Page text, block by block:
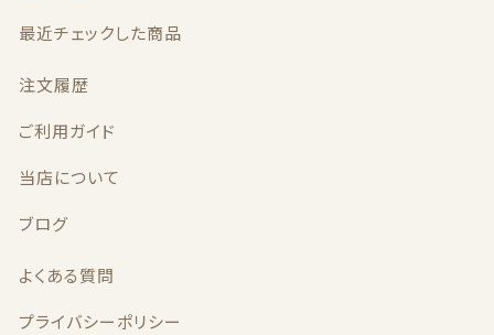
最近チェックした商品
注文履歴
ご利用ガイド
当店について
ブログ
よくある質問
プライバシーポリシー